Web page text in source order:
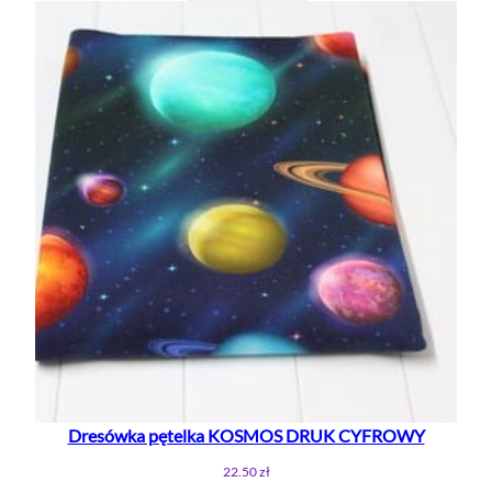
13.50 zł.
Dresówka pętelka KOSMOS DRUK CYFROWY
22.50zł